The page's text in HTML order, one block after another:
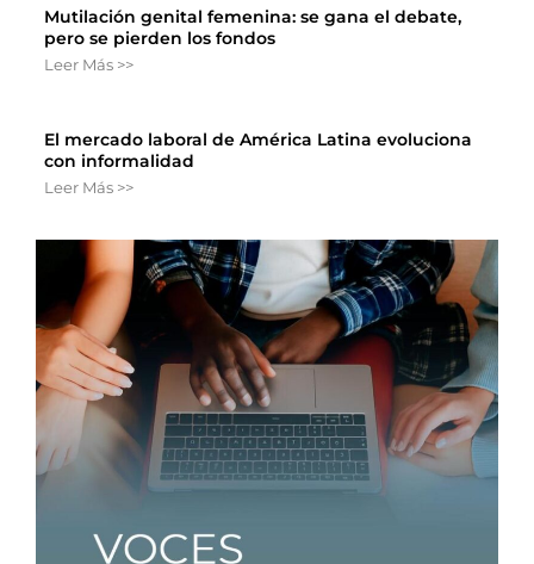
Mutilación genital femenina: se gana el debate,
pero se pierden los fondos
Leer Más >>
El mercado laboral de América Latina evoluciona
con informalidad
Leer Más >>